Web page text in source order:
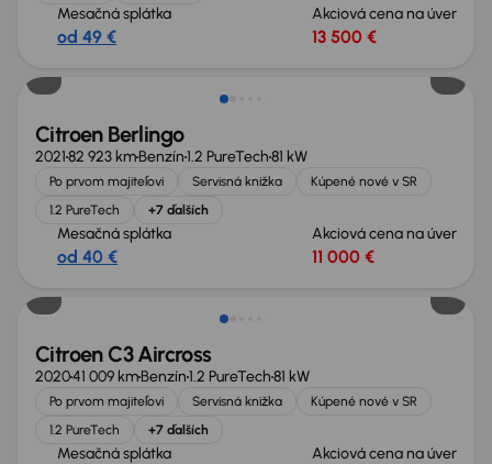
Mesačná splátka
od 49 €
Akciová cena na úver
13 500 €
Zlacnené o 500 €
Citroen Berlingo
202182 923 kmBenzín1.2 PureTech81 kW
Po prvom majiteľovi Servisná knižka
Kúpené nové v SR
1.2 PureTech
+7 ďalších
Mesačná splátka
od 40 €
Akciová cena na úver
11 000 €
Citroen C3 Aircross
202041 009 kmBenzín1.2 PureTech81 kW
Po prvom majiteľovi Servisná knižka
Kúpené nové v SR
1.2 PureTech
+7 ďalších
Mesačná splátka Akciová cena na úver